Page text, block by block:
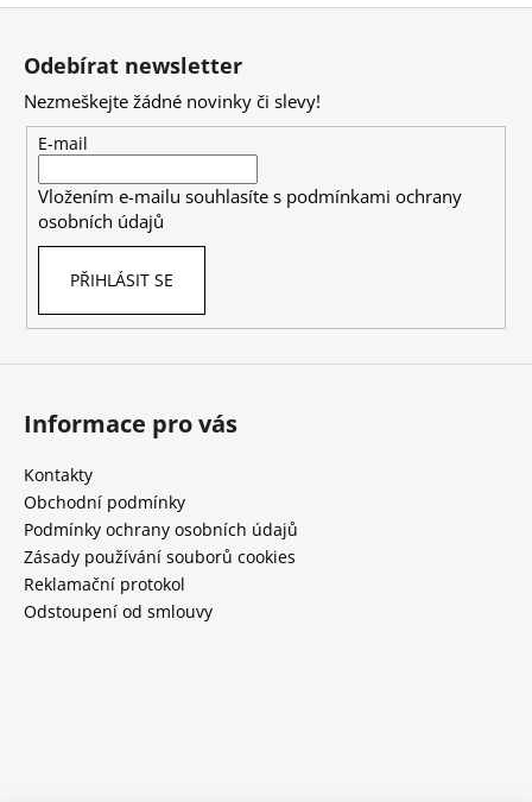
Z
Odebírat newsletter
Nezmeškejte žádné novinky či slevy!
E-mail
Vložením e-mailu souhlasíte s podmínkami ochrany
osobních údajů
PŘIHLÁSIT SE
Informace pro vás
Kontakty
Obchodní podmínky
Podmínky ochrany osobních údajů
Zásady používání souborů cookies
Reklamační protokol
Odstoupení od smlouvy